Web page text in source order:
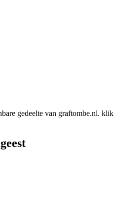
gedeelte van graftombe.nl. klik